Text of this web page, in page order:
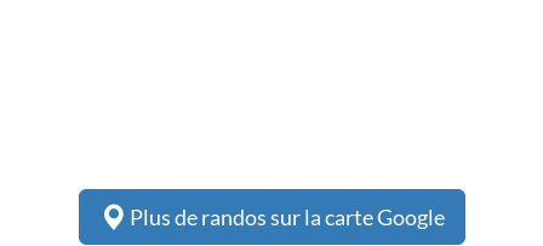
Plus de randos sur la carte Google